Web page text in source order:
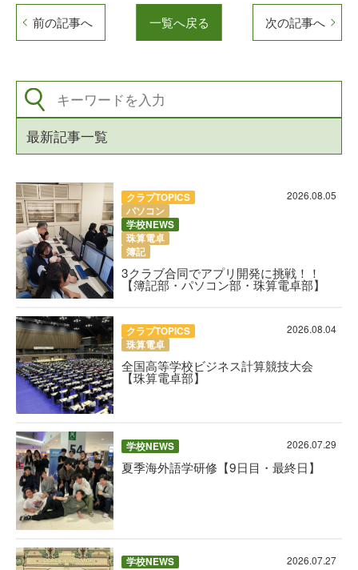
前の記事へ 一覧へ戻る 次の記事へ
最新記事一覧
クラブTOPICS
パソコン
学校NEWS
珠算電卓
簿記
2026.08.05
3クラブ合同でアプリ開発に挑戦！！
【簿記部・パソコン部・珠算電卓部】
クラブTOPICS
珠算電卓
2026.08.04
全国高等学校ビジネス計算競技大会
【珠算電卓部】
学校NEWS 2026.07.29
夏季海外語学研修【9日目・最終日】
学校NEWS 2026.07.27